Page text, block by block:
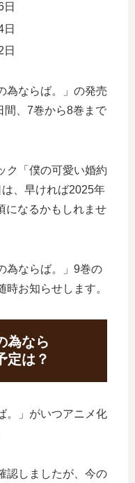
為ならば。」の発売
間、7巻から8巻まで
ク「僕の可愛い婚約
、早ければ2025年
になるかもしれませ
為ならば。」9巻の
お知らせします。
為なら
定は？
。」がいつアニメ化
認しましたが、今の